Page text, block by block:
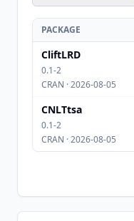
PACKAGE
CliftLRD
0.1-2
CRAN · 2026-08-05
CNLTtsa
0.1-2
CRAN · 2026-08-05